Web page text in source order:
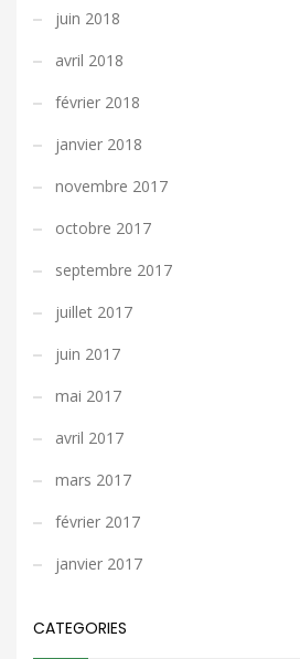
juin 2018
avril 2018
février 2018
janvier 2018
novembre 2017
octobre 2017
septembre 2017
juillet 2017
juin 2017
mai 2017
avril 2017
mars 2017
février 2017
janvier 2017
CATEGORIES